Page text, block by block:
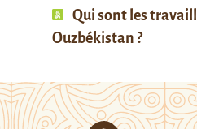
Qui sont les
Ouzbékistan ?